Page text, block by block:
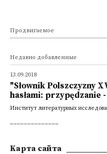
Продвигаемое
Недавно добавленные
13.09.2018
"Słownik Polszczyzny
hasłami: przypędzanie
Институт литературных
______________
Kарта сайта